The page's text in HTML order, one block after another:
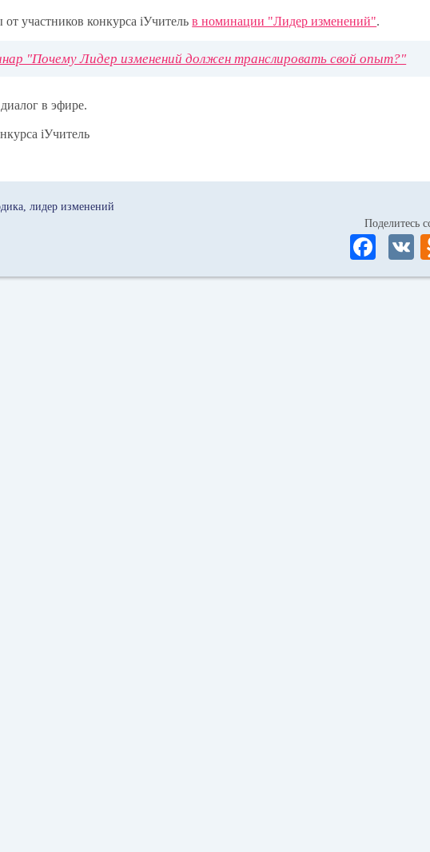
участников конкурса iУчительв номинации "Лидер изменений".
"Почему Лидер изменений должен транслировать свой опыт?"
в эфире.
iУчитель
лидер изменений
Поделитесь
Fa
ce